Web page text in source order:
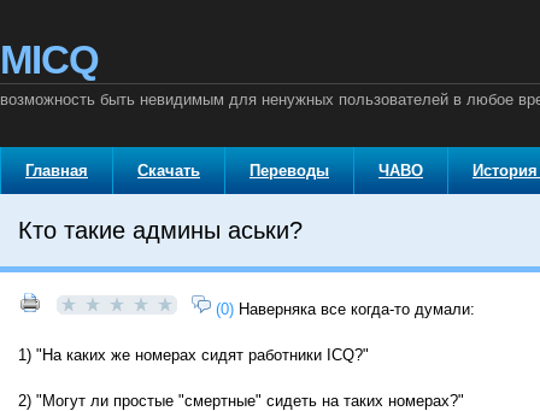
MICQ
возможность быть невидимым для ненужных пользователей в любое
Главная Скачать Переводы ЧАВО
Кто такие админы аськи?
(0) Наверняка все когда-то думали:
1) "На каких же номерах сидят работники ICQ?"
2) "Могут ли простые "смертные" сидеть на таких номерах?"